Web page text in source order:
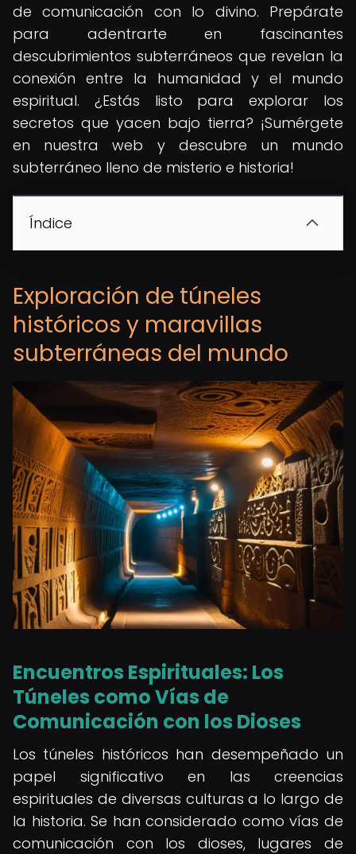
de comunicación con lo divino. Prepárate
para adentrarte en fascinantes
descubrimientos subterráneos que revelan la
conexión entre la humanidad y el mundo
espiritual. ¿Estás listo para explorar los
secretos que yacen bajo tierra? ¡Sumérgete
en nuestra web y descubre un mundo
subterráneo lleno de misterio e historia!
Índice
Exploración de túneles
históricos y maravillas
subterráneas del mundo
Encuentros Espirituales: Los
Túneles como Vías de
Comunicación con los Dioses
Los túneles históricos han desempeñado un
papel significativo en las creencias
espirituales de diversas culturas a lo largo de
la historia. Se han considerado como vías de
comunicación con los dioses, lugares de